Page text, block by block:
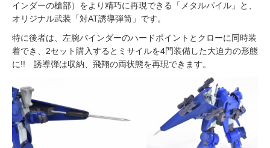
インダーの槍部）をより精巧に再現できる「メタルパイル」と、
オリジナル武装「対AT誘導弾筒」です。
特に後者は、左腕バインダーのハードポイントとクローに同時装
着でき、2セット購入するとミサイルを4門装備した大迫力の形態
に!! 誘導弾は収納、飛翔の両状態を再現できます。